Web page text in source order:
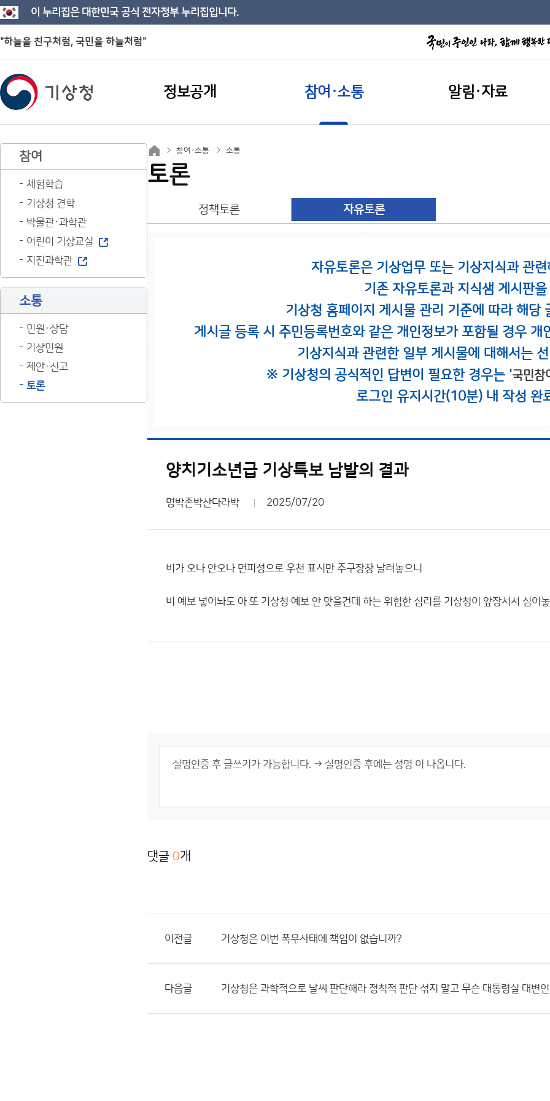
이 누리집은 대한민국 공식 전자정부 누리집입니다.
"하늘을 친구처럼, 국민을 하늘처럼"
정보공개 참여·소통 알림·자료
참여
체험학습
기상청 견학
박물관·과학관
어린이 기상교실
지진과학관
소통
민원·상담
기상민원
제안·신고
토론
참여·소통 소통
토론
정책토론 자유토론
자유토론은 기상업무 또는 기상지식과 관
기존 자유토론과 지식샘 게시판
기상청 홈페이지 게시물 관리 기준에 따라 해당
게시글 등록 시 주민등록번호와 같은 개인정보가 포함될 경우
기상지식과 관련한 일부 게시물에 대해서는
※ 기상청의 공식적인 답변이 필요한 경우는 '국민참
로그인 유지시간(10분) 내 작성 완
양치기소년급 기상특보 남발의 결과
명박존박산다라박 2025/07/20
비가 오나 안오나 면피성으로 우천 표시만 주구장창 날려놓으니
비 예보 넣어놔도 아 또 기상청 예보 안 맞을건데 하는 위험한 심리를 기상청이 앞장서서 심어
댓글 0개
이전글 기상청은 이번 폭우사태에 책임이 없습니까?
다음글 기상청은 과학적으로 날씨 판단해라 정칙적 판단 섞지 말고 무슨 대통령실 대변